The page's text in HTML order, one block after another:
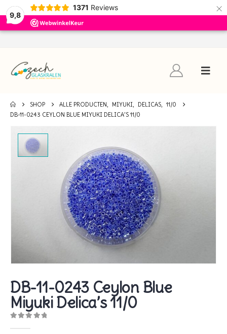
9,8
1371 Reviews ×
SHOP ALLE PRODUCTEN, MIYUKI, DELICAS, 11/0
DB-11-0243 CEYLON BLUE MIYUKI DELICA’S 11/0
DB-11-0243 Ceylon Blue
Miyuki Delica’s 11/0